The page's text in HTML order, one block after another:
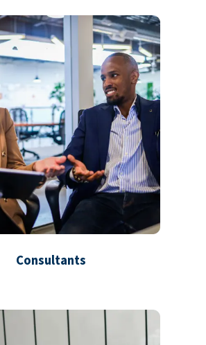
Consultants